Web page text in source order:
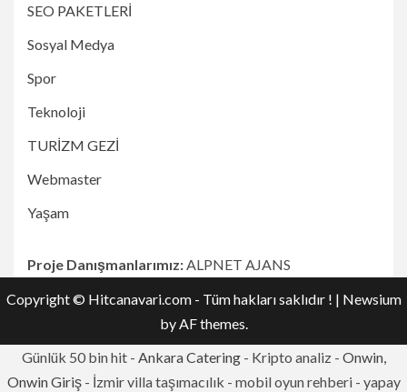
SEO PAKETLERİ
Sosyal Medya
Spor
Teknoloji
TURİZM GEZİ
Webmaster
Yaşam
Proje Danışmanlarımız: ALPNET AJANS
Copyright © Hitcanavari.com - Tüm hakları saklıdır ! | Newsium
by AF themes.
Günlük 50 bin hit - Ankara Catering- Kripto analiz - Onwin,
Onwin Giriş- İzmir villa taşımacılık - mobil oyun rehberi - yapay